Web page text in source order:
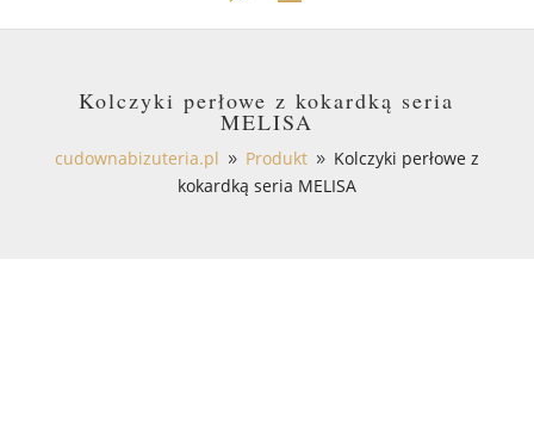
Kolczyki perłowe z kokardką seria
MELISA
cudownabizuteria.pl 9 Produkt 9 Kolczyki perłowe z
kokardką seria MELISA